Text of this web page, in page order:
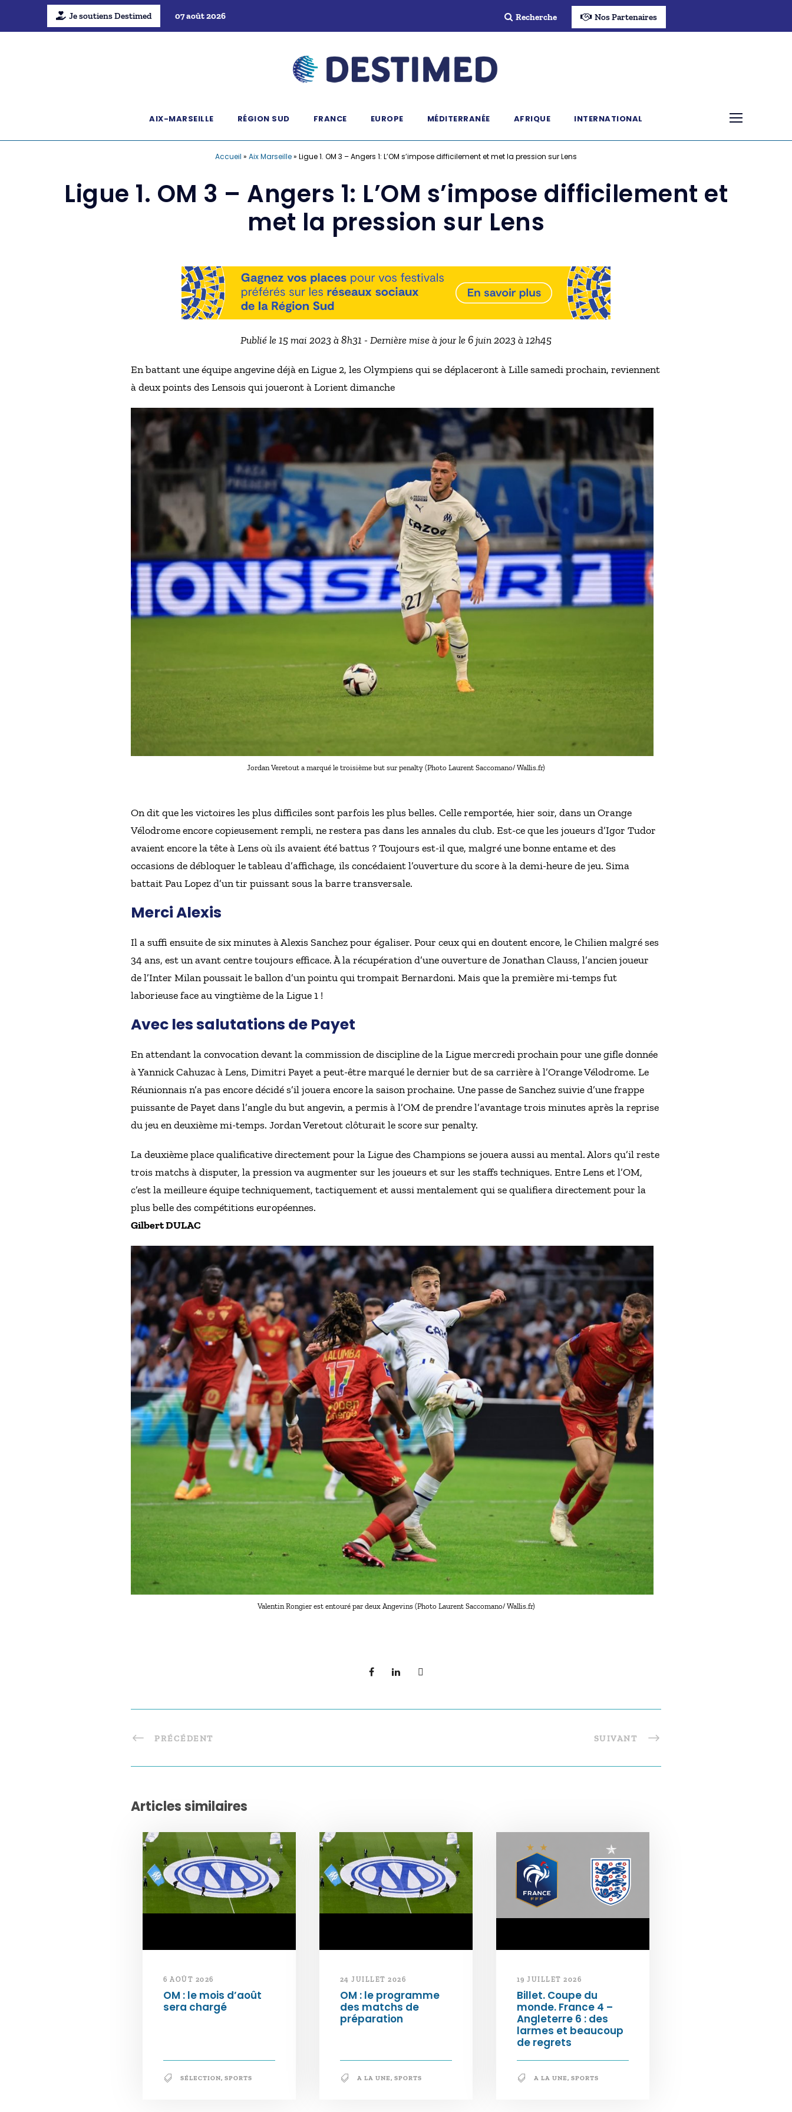
Je soutiens Destimed 07 août 2026 Recherche Nos Partenaires
AIX-MARSEILLE RÉGION SUD FRANCE EUROPE MÉDITERRANÉE AFRIQUE INTERNATIONAL
Accueil » Aix Marseille» Ligue 1. OM 3 – Angers 1: L’OM s’impose difficilement et met la pression sur Lens
Ligue 1. OM 3 – Angers 1: L’OM s’impose difficilement et
met la pression sur Lens
Publié le 15 mai 2023 à 8h31 - Dernière mise à jour le 6 juin 2023 à 12h45
En battant une équipe angevine déjà en Ligue 2, les Olympiens qui se déplaceront à Lille samedi prochain, reviennent
à deux points des Lensois qui joueront à Lorient dimanche
Jordan Veretout a marqué le troisième but sur penalty (Photo Laurent Saccomano/ Wallis.fr)
On dit que les victoires les plus difficiles sont parfois les plus belles. Celle remportée, hier soir, dans un Orange
Vélodrome encore copieusement rempli, ne restera pas dans les annales du club. Est-ce que les joueurs d’Igor Tudor
avaient encore la tête à Lens où ils avaient été battus ? Toujours est-il que, malgré une bonne entame et des
occasions de débloquer le tableau d’affichage, ils concédaient l’ouverture du score à la demi-heure de jeu. Sima
battait Pau Lopez d’un tir puissant sous la barre transversale.
Merci Alexis
Il a suffi ensuite de six minutes à Alexis Sanchez pour égaliser. Pour ceux qui en doutent encore, le Chilien malgré ses
34 ans, est un avant centre toujours efficace. À la récupération d’une ouverture de Jonathan Clauss, l’ancien joueur
de l’Inter Milan poussait le ballon d’un pointu qui trompait Bernardoni. Mais que la première mi-temps fut
laborieuse face au vingtième de la Ligue 1 !
Avec les salutations de Payet
En attendant la convocation devant la commission de discipline de la Ligue mercredi prochain pour une gifle donnée
à Yannick Cahuzac à Lens, Dimitri Payet a peut-être marqué le dernier but de sa carrière à l’Orange Vélodrome. Le
Réunionnais n’a pas encore décidé s’il jouera encore la saison prochaine. Une passe de Sanchez suivie d’une frappe
puissante de Payet dans l’angle du but angevin, a permis à l’OM de prendre l’avantage trois minutes après la reprise
du jeu en deuxième mi-temps. Jordan Veretout clôturait le score sur penalty.
La deuxième place qualificative directement pour la Ligue des Champions se jouera aussi au mental. Alors qu’il reste
trois matchs à disputer, la pression va augmenter sur les joueurs et sur les staffs techniques. Entre Lens et l’OM,
c’est la meilleure équipe techniquement, tactiquement et aussi mentalement qui se qualifiera directement pour la
plus belle des compétitions européennes.
Gilbert DULAC
Valentin Rongier est entouré par deux Angevins (Photo Laurent Saccomano/ Wallis.fr)
PRÉCÉDENT SUIVANT
Articles similaires
6 AOÛT 2026
OM : le mois d’août
sera chargé
SÉLECTION, SPORTS
24 JUILLET 2026
OM : le programme
des matchs de
préparation
A LA UNE, SPORTS
19 JUILLET 2026
Billet. Coupe du
monde. France 4 –
Angleterre 6 : des
larmes et beaucoup
de regrets
A LA UNE, SPORTS